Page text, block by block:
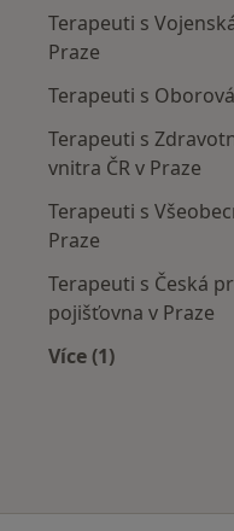
Terapeuti s
Praze
Terapeuti s
Terapeuti s
vnitra ČR v Praze
Terapeuti s
Praze
Terapeuti s Česká
pojišťovna v Praze
Více (1)